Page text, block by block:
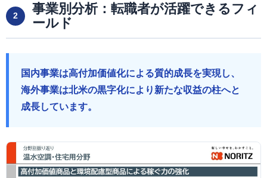
2
事業別分析：転職者が活躍できるフィ
ールド
国内事業は高付加価値化による質的成長を実現し、
海外事業は北米の黒字化により新たな収益の柱へと
成長しています。